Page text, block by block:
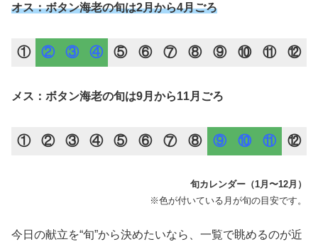
オス：ボタン海老の旬は2月から4月ごろ
① ② ③ ④ ⑤ ⑥ ⑦ ⑧ ⑨ ⑩ ⑪ ⑫
メス：ボタン海老の旬は9月から11月ごろ
① ② ③ ④ ⑤ ⑥ ⑦ ⑧ ⑨ ⑩ ⑪ ⑫
旬カレンダー（1月〜12月）
※色が付いている月が旬の目安です。
今日の献立を“旬”から決めたいなら、一覧で眺めるのが近